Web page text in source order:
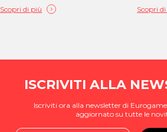
Scopri di più Scopri
ISCRIVITI ALLA
Iscriviti ora alla newsletter di
aggiornato su tutte le